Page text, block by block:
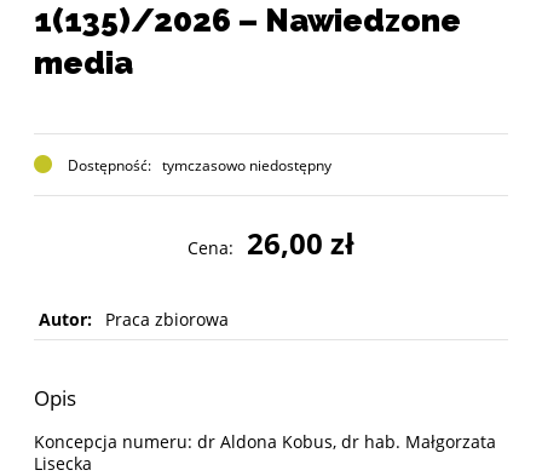
1(135)/2026 – Nawiedzone
media
Dostępność: tymczasowo niedostępny
Cena: 26,00 zł
Autor: Praca zbiorowa
Opis
Koncepcja numeru: dr Aldona Kobus, dr hab. Małgorzata
Lisecka